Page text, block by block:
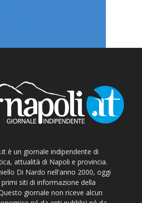
è un giornale indipendente di
attualità di Napoli e provincia.
Di Nardo nell'anno 2000, oggi
siti di informazione della
giornale non riceve alcun